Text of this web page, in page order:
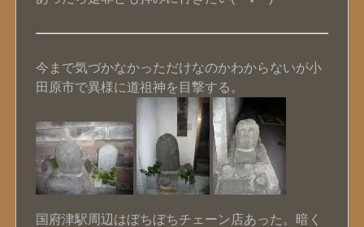
今まで気づかなかっただけなのかわからないが小
田原市で異様に道祖神を目撃する。
国府津駅周辺はぼちぼちチェーン店あった。暗く